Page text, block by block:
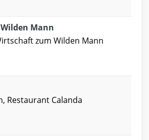
Mann
zum Wilden Mann
Restaurant Calanda